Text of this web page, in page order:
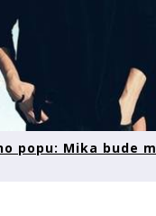
popu: Mika bude